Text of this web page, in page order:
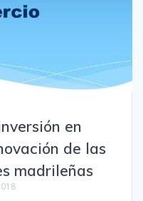
en
de las
madrileñas